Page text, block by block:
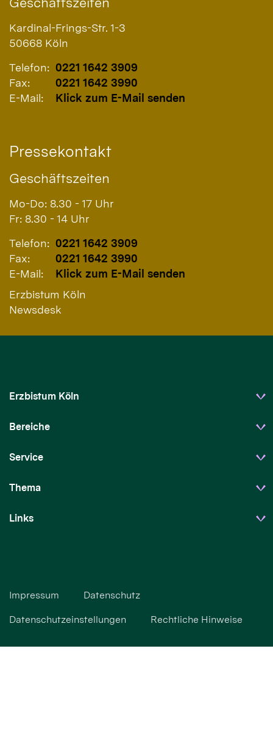
Kardinal-Frings-Str. 1-3
50668 Köln
Telefon: 0221 1642 3909
Fax:
0221 1642 3990
E-Mail:
Klick zum E-Mail senden
Pressekontakt
Geschäftszeiten
Mo-Do: 8.30 - 17 Uhr
Fr: 8.30 - 14 Uhr
Telefon: 0221 1642 3909
Fax:
0221 1642 3990
E-Mail:
Klick zum E-Mail senden
Erzbistum Köln
Newsdesk
Erzbistum Köln
Bereiche
Service
Thema
Links
Impressum Datenschutz
Datenschutzeinstellungen Rechtliche Hinweise